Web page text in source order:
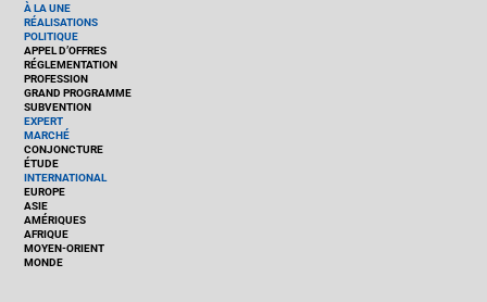
À LA UNE
RÉALISATIONS
POLITIQUE
APPEL D’OFFRES
RÉGLEMENTATION
PROFESSION
GRAND PROGRAMME
SUBVENTION
EXPERT
MARCHÉ
CONJONCTURE
ÉTUDE
INTERNATIONAL
EUROPE
ASIE
AMÉRIQUES
AFRIQUE
MOYEN-ORIENT
MONDE